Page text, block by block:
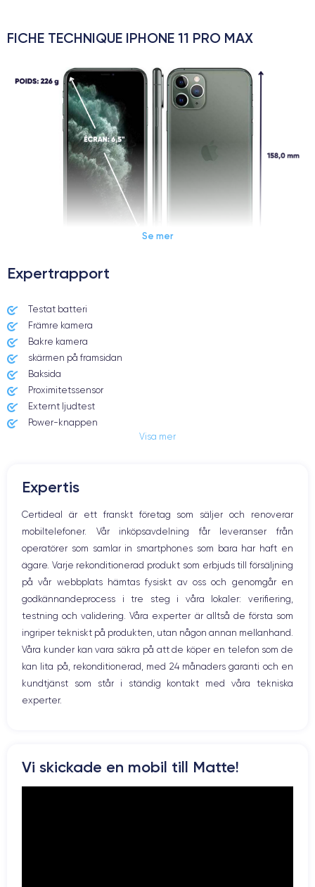
FICHE TECHNIQUE IPHONE 11 PRO MAX
Dimensions et poids iPhone 11 Pro Max
Date de sortie
10/09/2019
Dimensions
OLED 6.5 pouces
Puce A13 Bionic 6
Nom GPU
GPU 4 cœurs
Fréq. processeur
2.65 GHz
12 Mpx 12 Mpx
Résolution vidéo
4K - 3840 x 2160 px
Recharge rapide
Oui, minimum 18W
Batterie Type de SIM
Pour découvrir en détail toutes les caractéristiques de ce
Se mer
Expertrapport
Testat batteri
Främre kamera
Bakre kamera
skärmen på framsidan
Baksida
Proximitetssensor
Externt ljudtest
Power-knappen
Högtalare
Hem-knappen
Bluetooth
WiFi
Nätverk
Vibration
Prise USB
Visa mer
Expertis
Certideal är ett franskt företag som säljer och renoverar
mobiltelefoner. Vår inköpsavdelning får leveranser från
operatörer som samlar in smartphones som bara har haft en
ägare. Varje rekonditionerad produkt som erbjuds till försäljning
på vår webbplats hämtas fysiskt av oss och genomgår en
godkännandeprocess i tre steg i våra lokaler: verifiering,
testning och validering. Våra experter är alltså de första som
ingriper tekniskt på produkten, utan någon annan mellanhand.
Våra kunder kan vara säkra på att de köper en telefon som de
kan lita på, rekonditionerad, med 24 månaders garanti och en
kundtjänst som står i ständig kontakt med våra tekniska
experter.
Vi skickade en mobil till Matte!